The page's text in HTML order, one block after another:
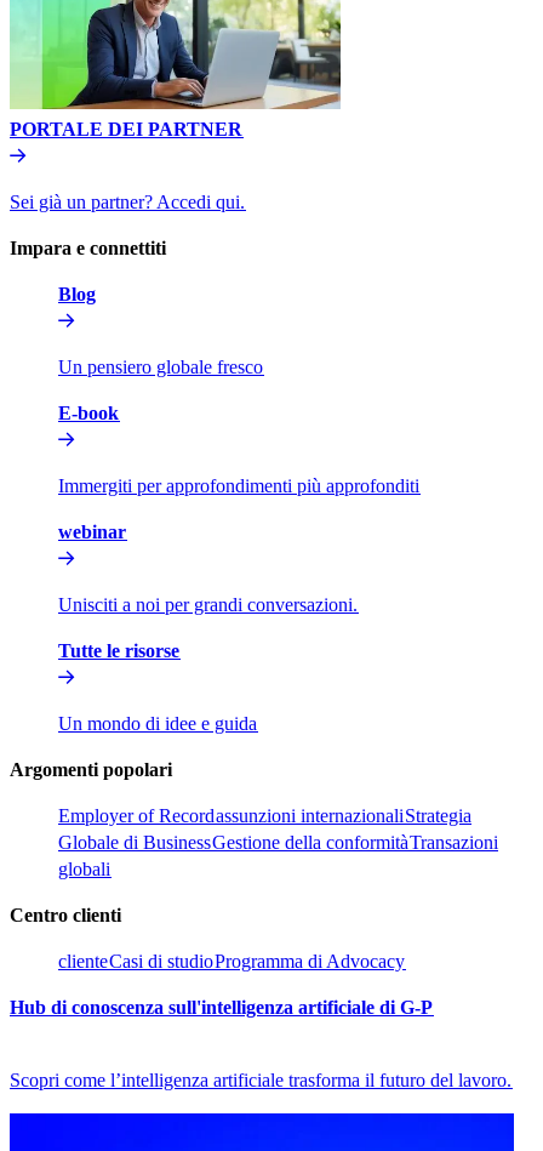
PORTALE DEI PARTNER​​
Sei già un partner? Accedi qui.​​
Impara e connettiti​​
Blog​​
Un pensiero globale fresco​​
E-book​​
Immergiti per approfondimenti più approfonditi​​
webinar​​
Unisciti a noi per grandi conversazioni.​​
Tutte le risorse​​
Un mondo di idee e guida​​
Argomenti popolari​​
Employer of Record​​assunzioni internazionali​​Strategia
Globale di Business​​Gestione della conformità​​Transazioni
globali​​
Centro clienti​​
cliente​​Casi di studio​​Programma di Advocacy​​
Hub di conoscenza sull'intelligenza artificiale di G-P​​
Scopri come l’intelligenza artificiale trasforma il futuro del lavoro.​​